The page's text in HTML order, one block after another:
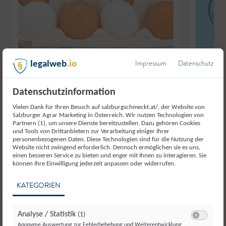
© Salzburg Agrar Marketing/Günter Freund
Gitti’s Freilandeier,Thalgau
Eier
legalweb.io Impressum Datenschutz
Datenschutzinformation
Vielen Dank für Ihren Besuch auf salzburgschmeckt.at/, der Website von
Salzburger Agrar Marketing in Österreich. Wir nutzen Technologien von
Partnern (1), um unsere Dienste bereitzustellen. Dazu gehören Cookies
und Tools von Drittanbietern zur Verarbeitung einiger Ihrer
personenbezogenen Daten. Diese Technologien sind für die Nutzung der
Website nicht zwingend erforderlich. Dennoch ermöglichen sie es uns,
einen besseren Service zu bieten und enger mit Ihnen zu interagieren. Sie
können Ihre Einwilligung jederzeit anpassen oder widerrufen.
KATEGORIEN
Analyse / Statistik (1)